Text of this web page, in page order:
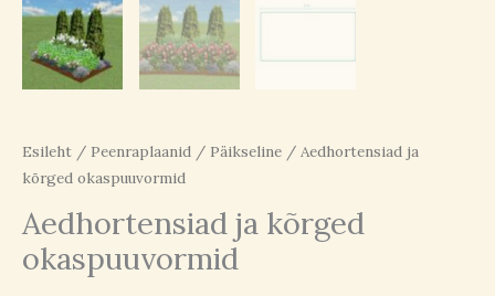
Esileht / Peenraplaanid / Päikseline / Aedhortensiad ja
kõrged okaspuuvormid
Aedhortensiad ja kõrged
okaspuuvormid